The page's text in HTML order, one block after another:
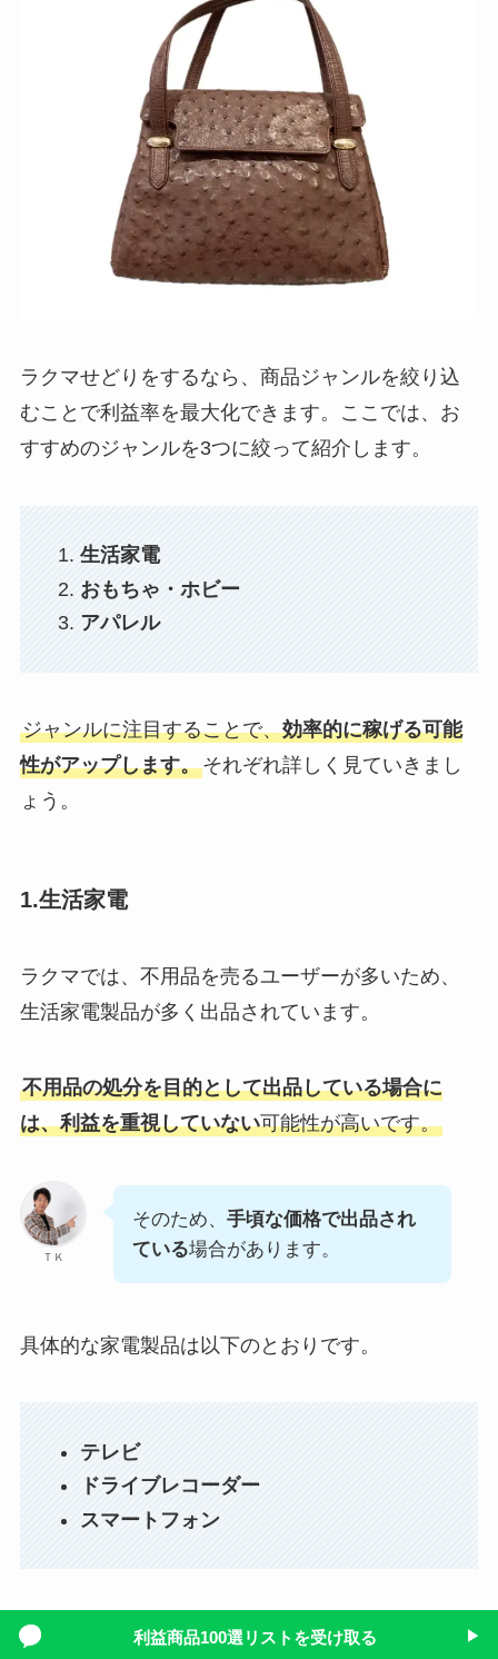
ラクマせどりをするなら、商品ジャンルを絞り込
むことで利益率を最大化できます。ここでは、お
すすめのジャンルを3つに絞って紹介します。
生活家電
おもちゃ・ホビー
アパレル
ジャンルに注目することで、効率的に稼げる可能
性がアップします。それぞれ詳しく見ていきまし
ょう。
1.生活家電
ラクマでは、不用品を売るユーザーが多いため、
生活家電製品が多く出品されています。
不用品の処分を目的として出品している場合に
は、利益を重視していない可能性が高いです。
ＴＫ
そのため、 手頃な価格で出品され
ている場合があります。
具体的な家電製品は以下のとおりです。
テレビ
ドライブレコーダー
スマートフォン
相場よりも安い価格で出品されていることもある
利益商品100選リストを受け取る ▶